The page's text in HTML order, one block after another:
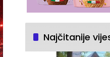
Najčitanije